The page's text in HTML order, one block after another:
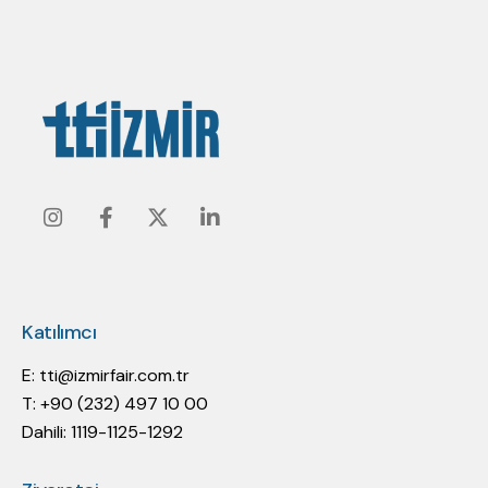
InstagramFacebook
TwitterLinkedin
Katılımcı
E: tti@izmirfair.com.tr
T: +90 (232) 497 10 00
Dahili: 1119-1125-1292